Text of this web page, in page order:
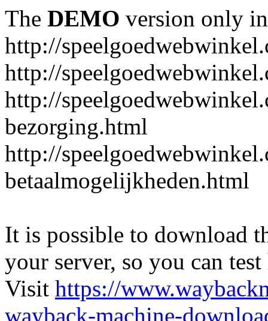
The DEMO version only
http://
http://
http://
bezorging.html
http://
betaalmogelijkheden.html
It is possible to download
your server, so you can
Visit https://
wayback-machine-